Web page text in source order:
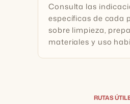
Consulta las
específicas de cada
sobre limpieza,
materiales y uso
RUTAS